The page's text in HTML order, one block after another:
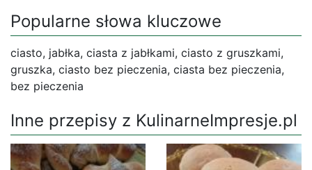
Popularne słowa kluczowe
ciasto, jabłka, ciasta z jabłkami, ciasto z gruszkami,
gruszka, ciasto bez pieczenia, ciasta bez pieczenia,
bez pieczenia
Inne przepisy z KulinarneImpresje.pl